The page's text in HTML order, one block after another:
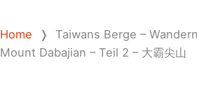
Home ❭ Taiwans Berge –
Mount Dabajian – Teil 2 – 大霸尖山